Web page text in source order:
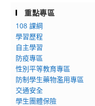
重點專區
108 課綱
學習歷程
自主學習
防疫專區
性別平等教育專區
防制學生藥物濫用專區
交通安全
學生團體保險